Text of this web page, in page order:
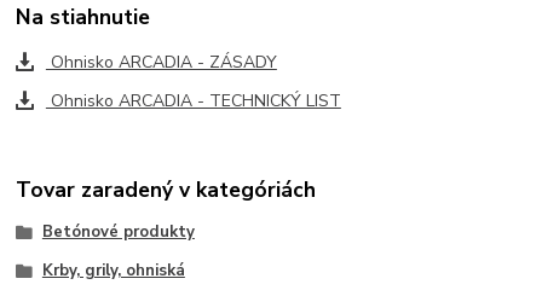
Na stiahnutie
Ohnisko ARCADIA - ZÁSADY
Ohnisko ARCADIA - TECHNICKÝ LIST
Tovar zaradený v kategóriách
Betónové produkty
Krby, grily, ohniská